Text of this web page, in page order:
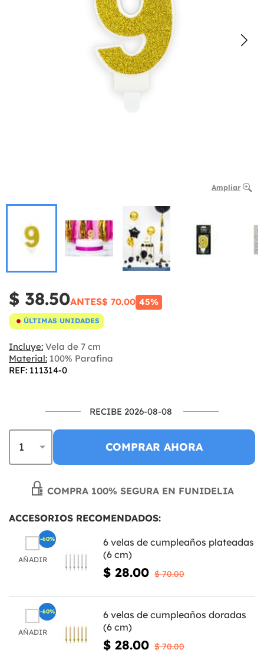
Ampliar
$ 38.50ANTES$ 70.00 45%
ÚLTIMAS UNIDADES
Incluye: Vela de 7 cm
Material: 100% Parafina
REF: 111314-0
RECIBE 2026-08-08
COMPRAR AHORA
COMPRA 100% SEGURA EN FUNIDELIA
ACCESORIOS RECOMENDADOS:
AÑADIR
6 velas de cumpleaños plateadas
(6 cm)
$ 28.00 $ 70.00
-60%
AÑADIR
6 velas de cumpleaños doradas
(6 cm)
$ 28.00 $ 70.00
-60%